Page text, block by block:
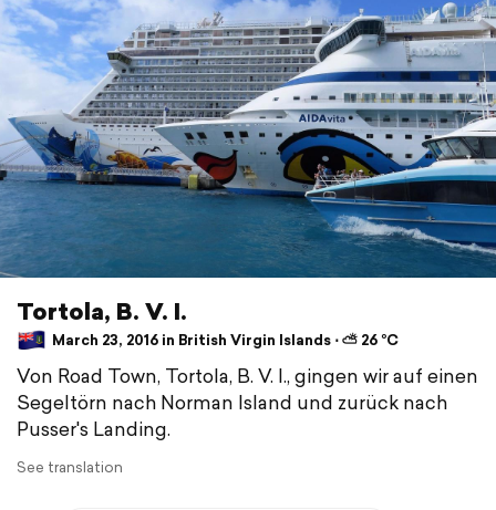
Tortola, B. V. I.
March 23, 2016 in British Virgin Islands ⋅ ⛅ 26 °C
Von Road Town, Tortola, B. V. I., gingen wir auf einen
Segeltörn nach Norman Island und zurück nach
Pusser's Landing.
See translation